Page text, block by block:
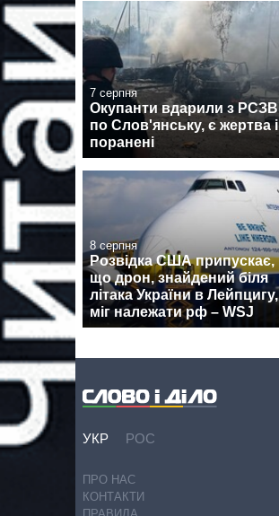
7 серпня
Окупанти вдарили з РСЗВ
по Слов'янську, є жертва і
поранені
8 серпня
Розвідка США припускає,
що дрон, знайдений біля
літака України в Лейпцигу,
міг належати рф – WSJ
УКР РОС
ПРО НАС
КОНТАКТИ